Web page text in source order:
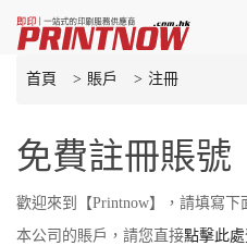
首頁 賬戶 注冊
免費註冊賬號
歡迎來到【Printnow】，請填寫
本公司的賬戶，請您直接點擊此